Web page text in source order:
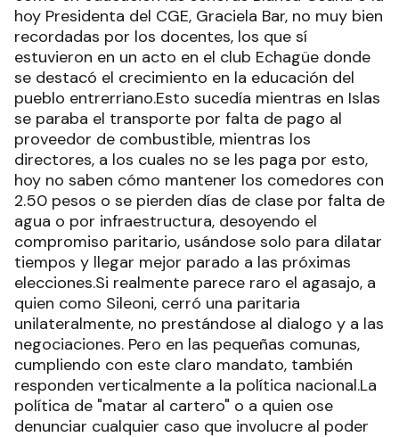
hoy Presidenta del CGE, Graciela Bar, no muy bien
recordadas por los docentes, los que sí
estuvieron en un acto en el club Echagüe donde
se destacó el crecimiento en la educación del
pueblo entrerriano.Esto sucedía mientras en Islas
se paraba el transporte por falta de pago al
proveedor de combustible, mientras los
directores, a los cuales no se les paga por esto,
hoy no saben cómo mantener los comedores con
2.50 pesos o se pierden días de clase por falta de
agua o por infraestructura, desoyendo el
compromiso paritario, usándose solo para dilatar
tiempos y llegar mejor parado a las próximas
elecciones.Si realmente parece raro el agasajo, a
quien como Sileoni, cerró una paritaria
unilateralmente, no prestándose al dialogo y a las
negociaciones. Pero en las pequeñas comunas,
cumpliendo con este claro mandato, también
responden verticalmente a la política nacional.La
política de "matar al cartero" o a quien ose
denunciar cualquier caso que involucre al poder